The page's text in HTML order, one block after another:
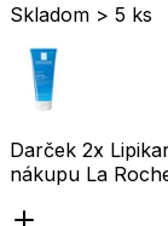
Skladom > 5 ks
Darček 2x
nákupu La